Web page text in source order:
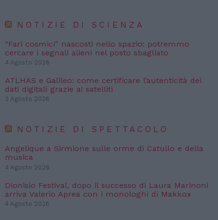
NOTIZIE DI SCIENZA
“Fari cosmici” nascosti nello spazio: potremmo
cercare i segnali alieni nel posto sbagliato
4 Agosto 2026
ATLHAS e Galileo: come certificare l’autenticità dei
dati digitali grazie ai satelliti
3 Agosto 2026
NOTIZIE DI SPETTACOLO
Angelique a Sirmione sulle orme di Catullo e della
musica
4 Agosto 2026
Dionisio Festival, dopo il successo di Laura Marinoni
arriva Valerio Aprea con i monologhi di Makkox
4 Agosto 2026